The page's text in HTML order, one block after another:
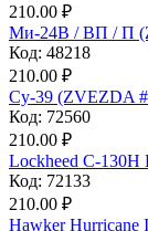
210.00 ₽
Ми-24В / ВП / П
Код: 48218
210.00 ₽
Су-39 (ZVEZDA
Код: 72560
210.00 ₽
Lockheed C-130H
Код: 72133
210.00 ₽
Hawker Hurricane